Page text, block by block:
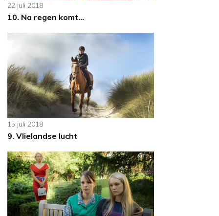
22 juli 2018
10. Na regen komt...
15 juli 2018
9. Vlielandse lucht